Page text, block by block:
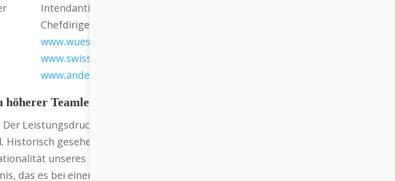
Intendantin Andermatt Music,
Chefdirigentin Swiss Orchestra
www.wuestendoerfer.com
www.swissorchestra.ch
www.andermattmusic.ch
Teamleistung
Leistungsdruck bei Berufsmusikern ist hoch. Man arrangiert
gesehen hat sich das technische Spielniveau der
unseres Kulturbetriebs ist die Vergleichbarkeit enorm
das es bei einem Livekonzert hat, mit demjenigen einer